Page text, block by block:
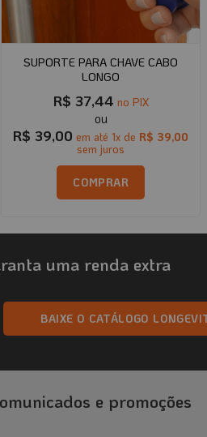
SUPORTE PARA CHAVE CABO
LONGO
R$ 37,44 no PIX
R$ 39,00 em até 1x de R$ 39,00
sem juros
COMPRAR
uma renda extra
BAIXE O CATÁLOGO
e promoções